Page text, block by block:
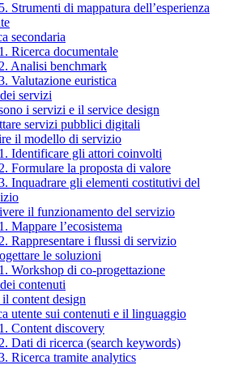
Strumenti di mappatura dell’esperienza
secondaria
Ricerca documentale
Analisi benchmark
Valutazione euristica
servizi
i servizi e il service design
servizi pubblici digitali
il modello di servizio
Identificare gli attori coinvolti
Formulare la proposta di valore
Inquadrare gli elementi costitutivi del
il funzionamento del servizio
Mappare l’ecosistema
Rappresentare i flussi di servizio
le soluzioni
Workshop di co-progettazione
contenuti
il content design
utente sui contenuti e il linguaggio
Content discovery
Dati di ricerca (search keywords)
Ricerca tramite analytics